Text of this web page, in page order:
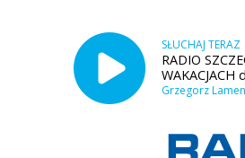
SŁUCHAJ TERAZ
RADIO
WAKACJACH
Grzegorz